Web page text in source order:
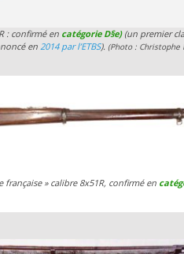
: confirmé en catégorie D§e)(un premier
en2014 par l’ETBS). (Photo : Christophe
» calibre 8x51R, confirmé en